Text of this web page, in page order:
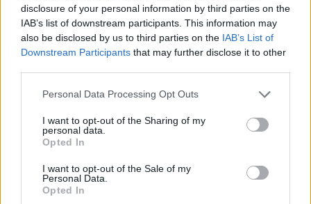
disclosure of your personal information by third parties on the
IAB’s list of downstream participants. This information may
also be disclosed by us to third parties on the IAB’s List of
Downstream Participants that may further disclose it to other
Please note that this website/app uses one or more Google
not limited to your visit or usage behaviour. You may click to
grant or deny consent to Google and its third-party tags to
use your data for below specified purposes in below Google
consent section.
Personal Data Processing Opt Outs
I want to opt-out of the Sharing of my
personal data.
Opted In
I want to opt-out of the Sale of my
Personal Data.
Opted In
ΑΚΟΛΟΥΘΗΣΤΕ ΜΑΣ ΣΤΟ GOOGLE NEWS
ΝΕΚΡΟΣ ΤΡΑΓΙΚΟ ΘΑΝΑΤΟ
ΕΠΕΣΕ ΑΠΟ ΣΚΑΛΑ
ΕΚΑΒ
ΜΟΤΟΣΥΚΛΕΤΑ ΤΟΥ ΕΚΑΒ
ΟΧΗΜΑ ΤΟΥ ΕΚΑΒ